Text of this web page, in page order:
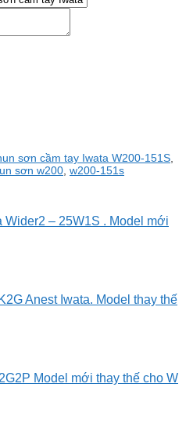
sơn cầm tay Iwata W200-151S
sơn w200 w200-151s
Wider2 – 25W1S . Model mới
Anest Iwata. Model thay thế
Model mới thay thế cho W